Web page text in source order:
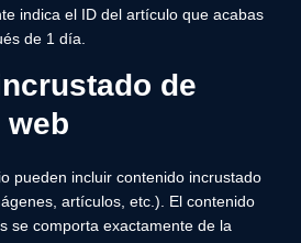
indica el ID del artículo que acabas
de 1 día.
de
pueden incluir contenido incrustado
artículos, etc.). El contenido
se comporta exactamente de la